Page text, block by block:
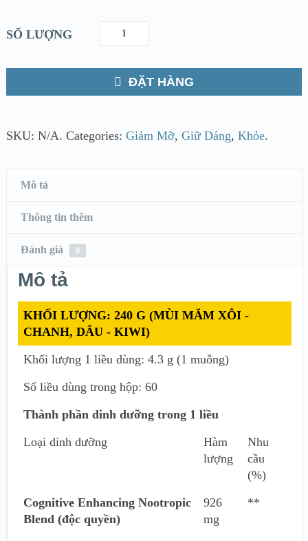
SỐ LƯỢNG
ĐẶT HÀNG
SKU: N/A. Categories: Giảm Mỡ, Giữ Dáng, Khỏe.
Mô tả
Thông tin thêm
Đánh giá 0
Mô tả
KHỐI LƯỢNG: 240 G (MÙI MĂM XÔI -
CHANH, DÂU - KIWI)
Khối lượng 1 liều dùng: 4.3 g (1 muỗng)
Số liều dùng trong hộp: 60
Thành phần dinh dưỡng trong 1 liều
Loại dinh dưỡng
Hàm
lượng
Nhu
cầu
(%)
Cognitive Enhancing Nootropic
Blend (độc quyền)
926
mg
**